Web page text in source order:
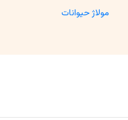
مولاژ حیوانات